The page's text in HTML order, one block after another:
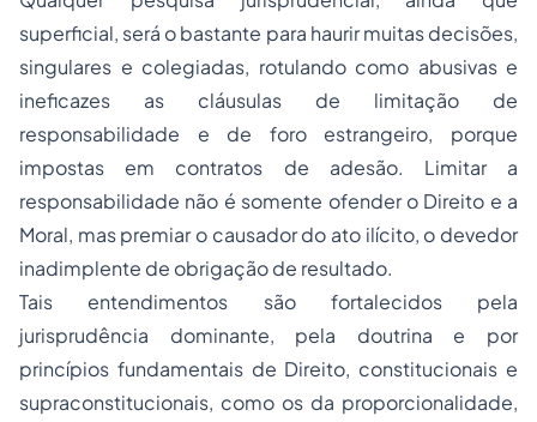
superficial, será o bastante para haurir muitas decisões,
singulares e colegiadas, rotulando como abusivas e
ineficazes as cláusulas de limitação de
responsabilidade e de foro estrangeiro, porque
impostas em contratos de adesão. Limitar a
responsabilidade não é somente ofender o Direito e a
Moral, mas premiar o causador do ato ilícito, o devedor
inadimplente de obrigação de resultado.
Tais entendimentos são fortalecidos pela
jurisprudência dominante, pela doutrina e por
princípios fundamentais de Direito, constitucionais e
supraconstitucionais, como os da proporcionalidade,